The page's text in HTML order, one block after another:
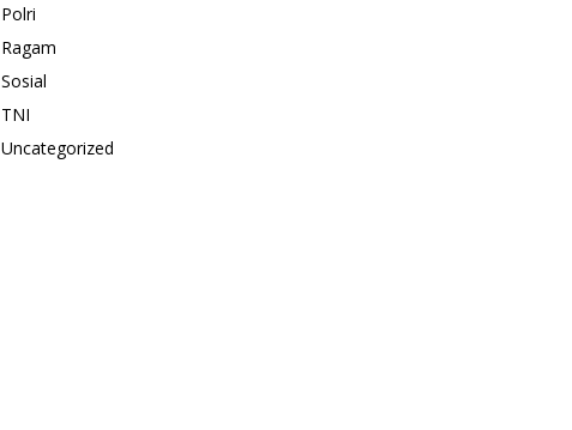
Polri
Ragam
Sosial
TNI
Uncategorized